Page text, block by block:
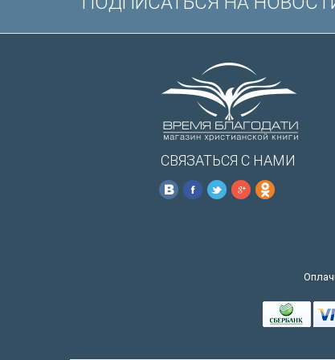
СВЯЗАТЬСЯ С НАМИ